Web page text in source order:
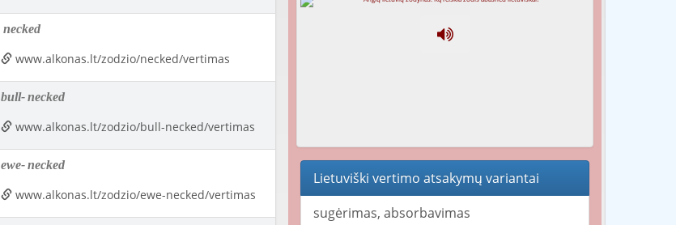
necked
www.alkonas.lt/zodzio/necked/vertimas
bull-necked
www.alkonas.lt/zodzio/bull-necked/vertimas
ewe-necked
www.alkonas.lt/zodzio/ewe-necked/vertimas
Lietuviški vertimo atsakymų variantai
sugėrimas, absorbavimas